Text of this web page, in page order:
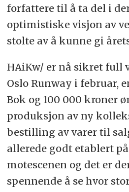
forfattere til å ta del i
optimistiske visjon av
stolte av å kunne gi
HAiKw/ er nå sikret full
Oslo Runway i februar,
Bok og 100 000 kroner
produksjon av ny
bestilling av varer til
allerede godt etablert
motescenen og det er
spennende å se hvor